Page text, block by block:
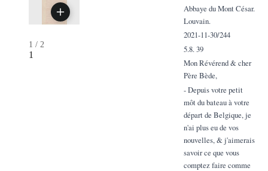
1 / 2
1
Abbaye du Mont César.
Louvain.
2021-11-30/244
5.8. 39
Mon Révérend & cher
Père Bède,
- Depuis votre petit
môt du bateau à votre
départ de Belgique, je
n'ai plus eu de vos
nouvelles, & j'aimerais
savoir ce que vous
comptez faire comme